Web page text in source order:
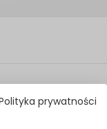
prywatności
The Mission Air
package — built
areas where